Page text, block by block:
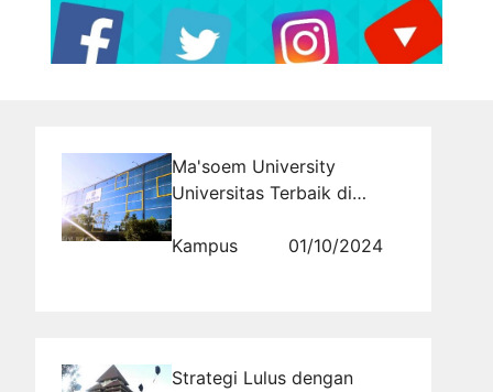
Ma'soem University
Universitas Terbaik di
Cerah
Kampus 01/10/2024
Strategi Lulus dengan